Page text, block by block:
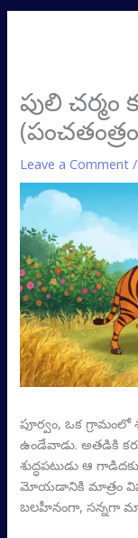
పులి చర్మం
Leave a Comment /
పూర్వం, ఒక గ్రామంలో
ఉండేవాడు. అతడికి
శుద్ధపటుడు ఆ
మోయడానికి మాత్రం
బలహీనంగా, సన్నగా